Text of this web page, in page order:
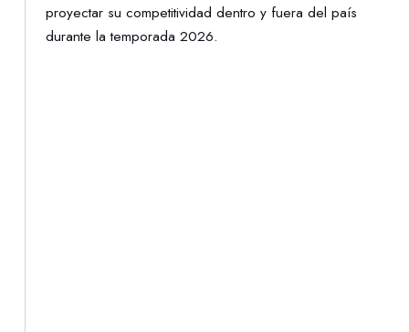
proyectar su competitividad dentro y fuera del país
durante la temporada 2026.